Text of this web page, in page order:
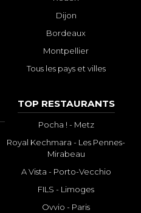
Dijon
Bordeaux
Montpellier
Tous les pays et villes
TOP RESTAURANTS
Pocha ! - Metz
Royal Kechmara - Les Pennes-
Mirabeau
A Vista - Porto-Vecchio
FILS - Limoges
Ovvio - Paris